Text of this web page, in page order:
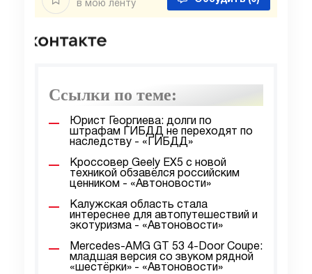
в мою ленту
Ссылки по теме:
Юрист Георгиева: долги по
штрафам ГИБДД не переходят по
наследству - «ГИБДД»
Кроссовер Geely EX5 с новой
техникой обзавёлся российским
ценником - «Автоновости»
Калужская область стала
интереснее для автопутешествий и
экотуризма - «Автоновости»
Mercedes-AMG GT 53 4-Door Coupe:
младшая версия со звуком рядной
«шестёрки» - «Автоновости»